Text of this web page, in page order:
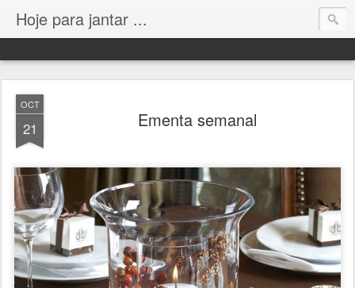
Hoje para jantar ...
OCT
21 Ementa semanal